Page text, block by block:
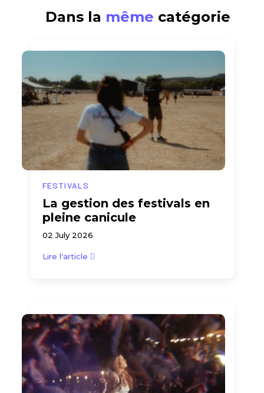
Dans la même catégorie
FESTIVALS
La gestion des festivals en
pleine canicule
02 July 2026
Lire l'article